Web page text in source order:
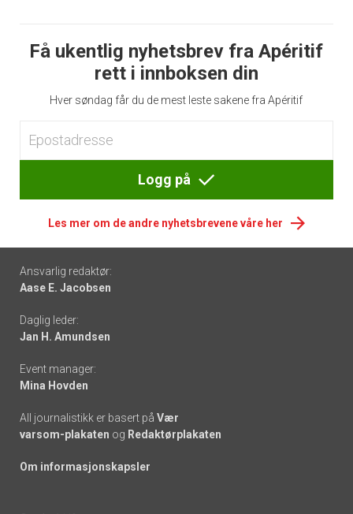
Få ukentlig nyhetsbrev fra Apéritif
rett i innboksen din
Hver søndag får du de mest leste sakene fra Apéritif
Logg på
Les mer om de andre nyhetsbrevene våre her
Footer
-
links
Ansvarlig redaktør:
Aase E. Jacobsen
Daglig leder:
Jan H. Amundsen
Event manager:
Mina Hovden
All journalistikk er basert på Vær
varsom-plakaten og Redaktørplakaten
Om informasjonskapsler